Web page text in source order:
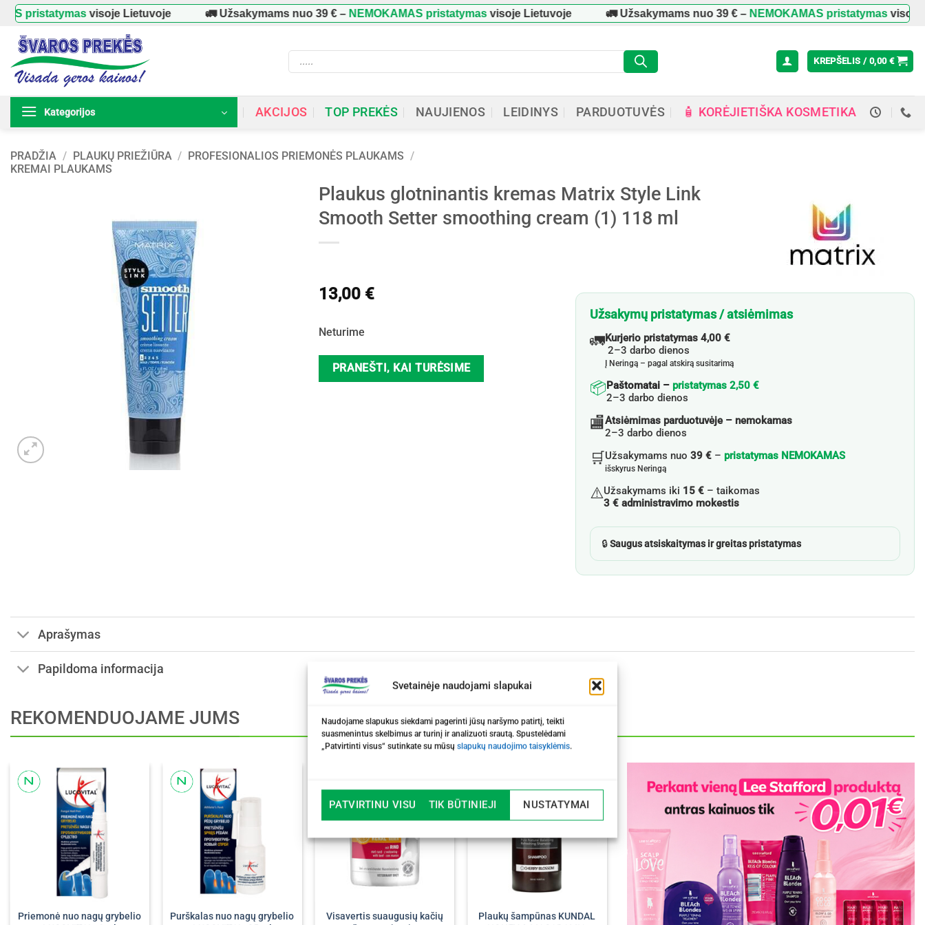
Svetainėje naudojami slapukai
Naudojame slapukus siekdami pagerinti jūsų naršymo patirtį, teikti
suasmenintus skelbimus ar turinį ir analizuoti srautą. Spustelėdami
„Patvirtinti visus“ sutinkate su mūsų slapukų naudojimo taisyklėmis.
PATVIRTINU VISUS TIK BŪTINIEJI NUSTATYMAI
Skip
content
visoje Lietuvoje 🚛 Užsakymams nuo39 €– NEMOKAMAS pristatymasvisoje Lietuvoje 🚛 Užsakymams nuo39 €– NEMOKAMAS pristatymasvisoje
Products
search
KREPŠELIS / 0,00 €
Kategorijos AKCIJOS TOP PREKĖS NAUJIENOS LEIDINYS PARDUOTUVĖS 🧴 KORĖJIETIŠKA KOSMETIKA
PRADŽIA / PLAUKŲ PRIEŽIŪRA / PROFESIONALIOS PRIEMONĖS PLAUKAMS /
KREMAI PLAUKAMS
Plaukus glotninantis kremas Matrix Style Link
Smooth Setter smoothing cream (1) 118 ml
13,00 €
Neturime
PRANEŠTI, KAI TURĖSIME
Užsakymų pristatymas / atsiėmimas
🚛Kurjerio pristatymas 4,00 €
2–3 darbo dienos
Į Neringą – pagal atskirą susitarimą
📦Paštomatai – pristatymas 2,50 €
2–3 darbo dienos
🏬Atsiėmimas parduotuvėje – nemokamas
2–3 darbo dienos
🛒Užsakymams nuo39 € – pristatymas NEMOKAMAS
išskyrus Neringą
⚠️Užsakymams iki 15 € – taikomas
3 € administravimo mokestis
🔒Saugus atsiskaitymas ir greitas pristatymas
Aprašymas
Papildoma informacija
REKOMENDUOJAME JUMS
Priemonė nuo nagų grybelio
Purškalas nuo nagų grybelio
Visavertis suaugusių kačių
Plaukų šampūnas KUNDAL